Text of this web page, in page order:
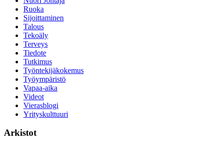
Ruoka
Sijoittaminen
Talous
Tekoäly
Terveys
Tiedote
Tutkimus
Työntekijäkokemus
Työympäristö
Vapaa-aika
Videot
Vierasblogi
Yrityskulttuuri
Arkistot